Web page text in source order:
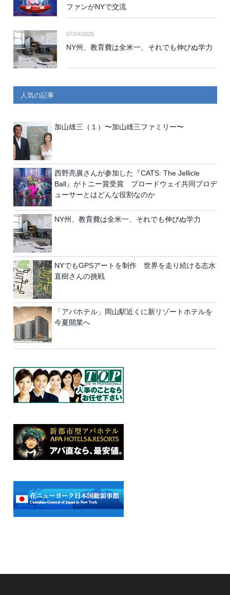
ファンがNYで交流
07/24/2026
NY州、教育費は全米一、それでも伸びぬ学力
人気の記事
加山雄三（１）〜加山雄三ファミリー〜
西野亮廣さんが参加した『CATS: The Jellicle
Ball』がトニー賞受賞 ブロードウェイ共同プロデ
ューサーとはどんな役割なのか
NY州、教育費は全米一、それでも伸びぬ学力
NYでもGPSアートを制作 世界を走り続ける志水
直樹さんの挑戦
「アパホテル」岡山駅近くに新リゾートホテルを
今夏開業へ